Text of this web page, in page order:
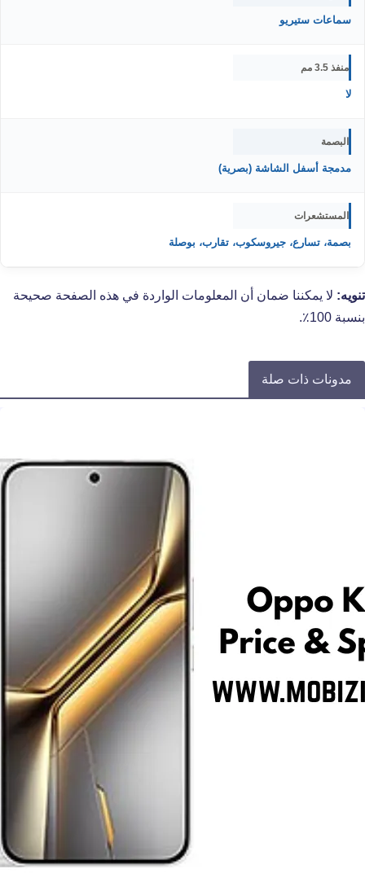
سماعات ستيريو
منفذ 3.5 مم
لا
البصمة
مدمجة أسفل الشاشة (بصرية)
المستشعرات
بصمة، تسارع، جيروسكوب، تقارب، بوصلة
تنويه: لا يمكننا ضمان أن المعلومات الواردة في هذه الصفحة صحيحة
بنسبة 100٪.
مدونات ذات صلة